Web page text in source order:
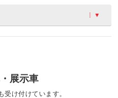
展示車
受け付けています。